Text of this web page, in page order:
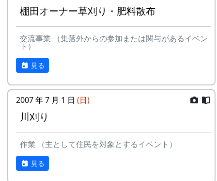
棚田オーナー草刈り・肥料散布
交流事業 （集落外からの参加または関与があるイベン
ト）
見る
2007 年 7 月 1 日 (日)
川刈り
作業 （主として住民を対象とするイベント）
見る